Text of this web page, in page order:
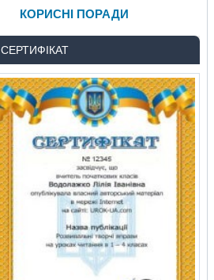
КОРИСНІ ПОРАДИ
СЕРТИФІКАТ